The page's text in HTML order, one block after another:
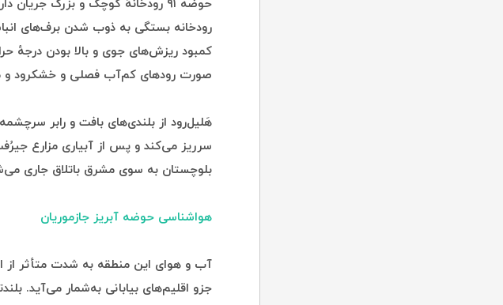
حوضه ۹۱ رودخانهٔ کوچک و بزرگ
رودخانه بستگی به ذوب شدن برف‌های
کمبود ریزش‌های جوی و بالا بودن درجهٔ
صورت رودهای کم‌آب فصلی و خشکرود و
هَلیل‌رود از بلندی‌های بافت و رابر
سرریز می‌کند و پس از آبیاری مزارع
بلوچستان به سوی مشرق باتلاق جاری
هواشناسی حوضه آبریز جازموریان
آب و هوای این منطقه به شدت متأثر از
جزو اقلیم‌های بیابانی به‌شمار می‌آید.